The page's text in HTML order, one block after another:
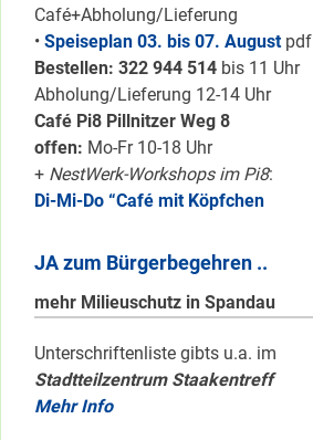
Café+Abholung/Lieferung
• Speiseplan 03. bis 07. August pdf
Bestellen: 322 944 514 bis 11 Uhr
Abholung/Lieferung 12-14 Uhr
Café Pi8 Pillnitzer Weg 8
offen: Mo-Fr 10-18 Uhr
+ NestWerk-Workshops im Pi8:
Di-Mi-Do “Café mit Köpfchen
JA zum Bürgerbegehren ..
mehr Milieuschutz in Spandau
Unterschriftenliste gibts u.a. im
Stadtteilzentrum Staakentreff
Mehr Info